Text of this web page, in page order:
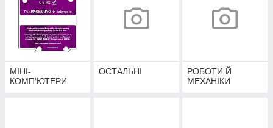
МІНІ-
КОМП'ЮТЕРИ
ОСТАЛЬНІ
РОБОТИ Й
МЕХАНІКИ